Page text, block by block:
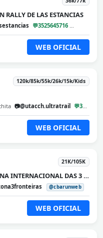
RALLY DE LAS ESTANCIAS
💬3525645716
WEB OFICIAL
120k/85k/55k/26k/15k/Kids
📷@utacch.ultratrail 💬3546560222
WEB OFICIAL
21K/105K
DAS 3 FRONTEIRAS
@cbarunweb
WEB OFICIAL